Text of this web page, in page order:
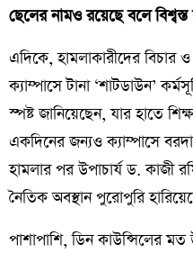
ছেলের নামও রয়েছে বলে বিশ্বস্ত
​এদিকে, হামলাকারীদের বিচার
ক্যাম্পাসে টানা ‘শাটডাউন’
স্পষ্ট জানিয়েছেন, যার হাতে
একদিনের জন্যও ক্যাম্পাসে
হামলার পর উপাচার্য ড. কাজী
নৈতিক অবস্থান পুরোপুরি
​পাশাপাশি, ডিন কাউন্সিলের